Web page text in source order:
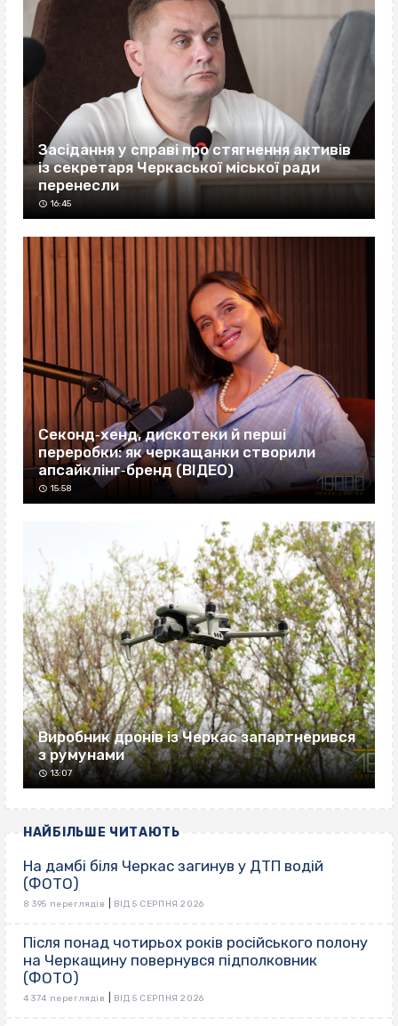
Засідання у справі про стягнення активів
із секретаря Черкаської міської ради
перенесли
16:45
Секонд‐хенд, дискотеки й перші
переробки: як черкащанки створили
апсайклінг‐бренд (ВІДЕО)
15:58
Виробник дронів із Черкас запартнерився
з румунами
13:07
НАЙБІЛЬШЕ ЧИТАЮТЬ
На дамбі біля Черкас загинув у ДТП водій
(ФОТО)
8 395 переглядів ВІД 5 СЕРПНЯ 2026
Після понад чотирьох років російського полону
на Черкащину повернувся підполковник
(ФОТО)
4 374 переглядів ВІД 5 СЕРПНЯ 2026